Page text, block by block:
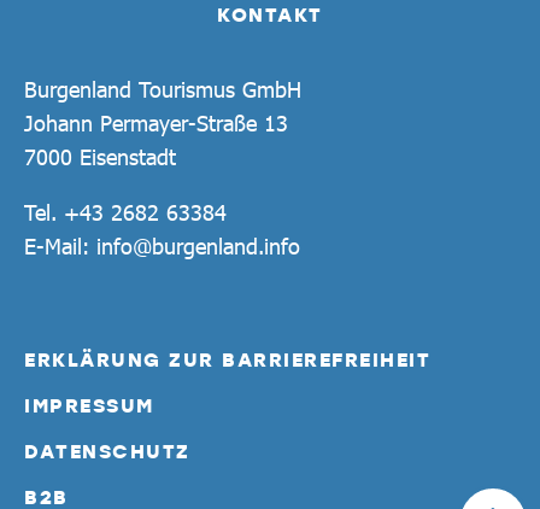
KONTAKT
Burgenland Tourismus GmbH
Johann Permayer-Straße 13
7000 Eisenstadt
Tel. +43 2682 63384
E-Mail: info@burgenland.info
ERKLÄRUNG ZUR BARRIEREFREIHEIT
IMPRESSUM
DATENSCHUTZ
B2B